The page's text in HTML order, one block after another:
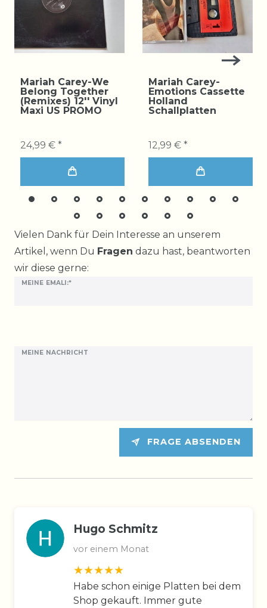
Mariah Carey-We
Belong Together
(Remixes) 12'' Vinyl
Maxi US PROMO
24,99 € *
Mariah Carey-
Emotions Cassette
Holland
Schallplatten
12,99 € *
Vielen Dank für Dein Interesse an unserem
Artikel, wenn Du Fragen dazu hast, beantworten
wir diese gerne:
MEINE EMALI:*
MEINE NACHRICHT
Ceres::Template.mailFormHoneypotLabel
FRAGE ABSENDEN
Hugo Schmitz
vor einem Monat
Habe schon einige Platten bei dem
Shop gekauft. Immer gute